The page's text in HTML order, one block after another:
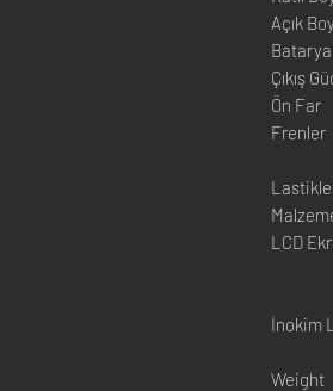
Açık
Ön
LCD
İnokim